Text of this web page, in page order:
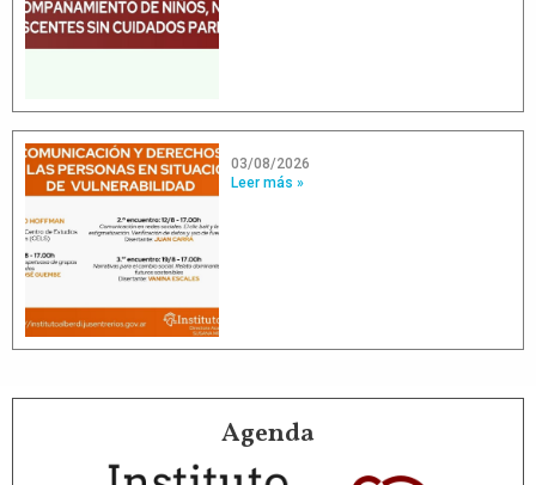
03/08/2026
Leer más »
Agenda